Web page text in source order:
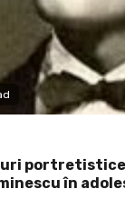
portretistice
în